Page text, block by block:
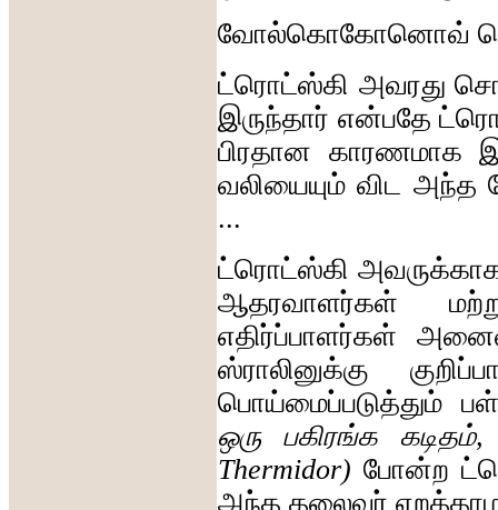
வோல்கொகோனொவ்
ட்ரொட்ஸ்கி அவரது
இருந்தார் என்பதே
பிரதான காரணமாக
வலியையும் விட அந்த
...
ட்ரொட்ஸ்கி
ஆதரவாளர்கள்
எதிர்ப்பாளர்கள்
ஸ்ராலினுக்கு
பொய்மைப்படுத்தும்
ஒரு
பகிரங்க கடிதம்
Thermidor) போன்ற
அந்த தலைவர்